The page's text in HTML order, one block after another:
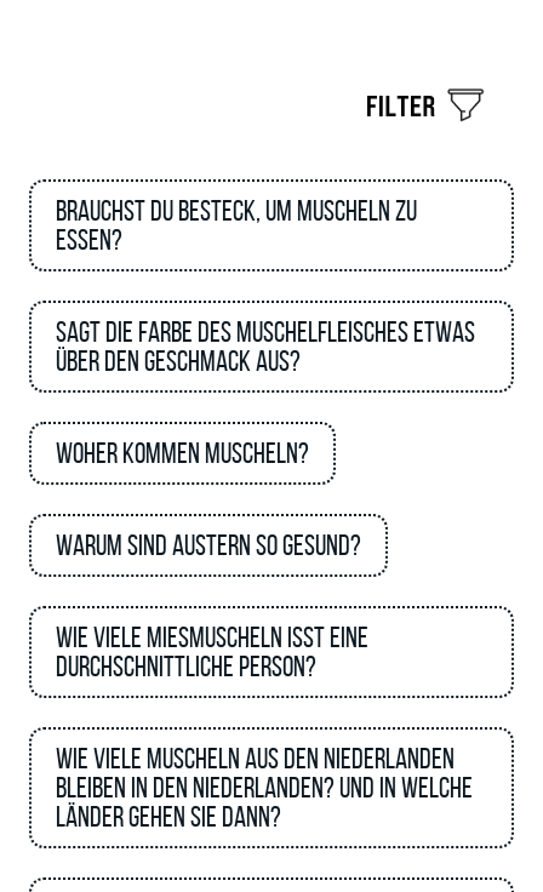
Brauchst du Besteck, um Muscheln zu
essen?
Sagt die Farbe des Muschelfleisches etwas
über den Geschmack aus?
Woher kommen Muscheln?
Warum sind Austern so gesund?
Wie viele Miesmuscheln isst eine
durchschnittliche Person?
Wie viele Muscheln aus den Niederlanden
bleiben in den Niederlanden? Und in welche
Länder gehen sie dann?